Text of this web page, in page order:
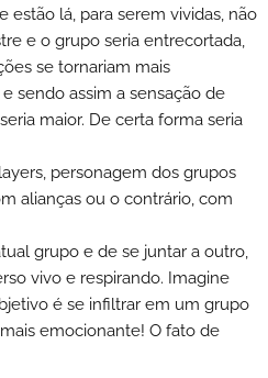
estão lá, para serem vividas, não
e o grupo seria entrecortada,
se tornariam mais
sendo assim a sensação de
maior. De certa forma seria
personagem dos grupos
alianças ou o contrário, com
grupo e de se juntar a outro,
vivo e respirando. Imagine
é se infiltrar em um grupo
emocionante! O fato de